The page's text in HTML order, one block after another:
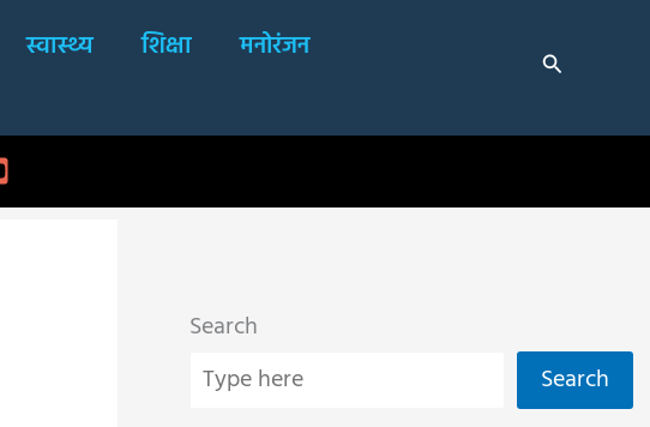
स्वास्थ्य शिक्षा
मनोरंजन
Search
Search
Search